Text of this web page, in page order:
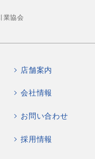
業協会
店舗案内
会社情報
お問い合わせ
採用情報